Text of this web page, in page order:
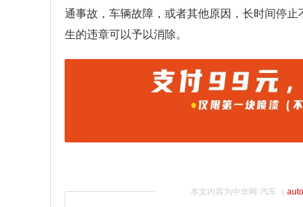
通事故，车辆故障，或者其他原因，长时间停
生的违章可以予以消除。
本文内容为中华网·汽车（